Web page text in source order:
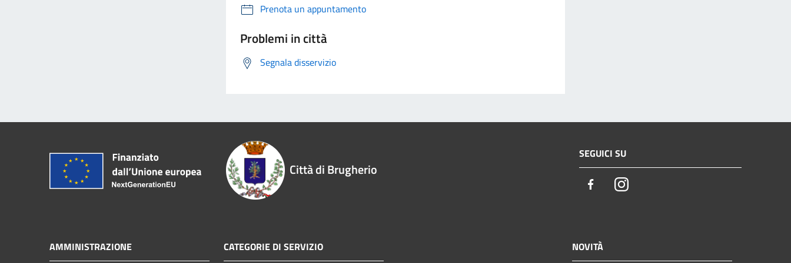
Prenota un appuntamento
Problemi in città
Segnala disservizio
Città di Brugherio
SEGUICI SU
FacebookInstagram
AMMINISTRAZIONE CATEGORIE DI SERVIZIO NOVITÀ